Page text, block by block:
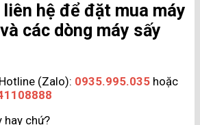
hệ để đặt mua máy
các dòng máy sấy
(Zalo): 0935.995.035 hoặc
hay chứ?